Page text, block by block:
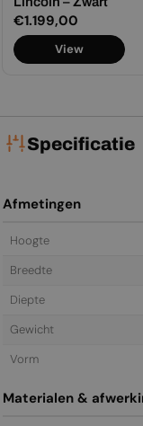
Normale
prijs
€1.199,00
View
Specificatie
Afmetingen
Hoogte
Breedte
Diepte
Gewicht
Vorm
Materialen &